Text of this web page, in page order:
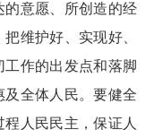
的意愿、所创造的经
维护好、实现好、
作的出发点和落脚
及全体人民。要健全
人民民主，保证人